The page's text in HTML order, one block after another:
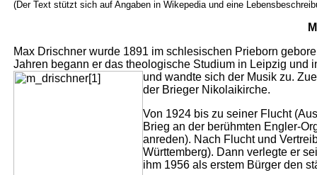
(Der Text stützt sich auf Angaben in Wikepedia und eine
Max Drischner wurde 1891 im schlesischen Prieborn
Jahren begann er das theologische Studium in Leipzig und
und wandte sich der Musik zu.
der Brieger Nikolaikirche.
Von 1924 bis zu seiner Flucht
Brieg an der berühmten Engler-
anreden). Nach Flucht und
Württemberg). Dann verlegte er
ihm 1956 als erstem Bürger den